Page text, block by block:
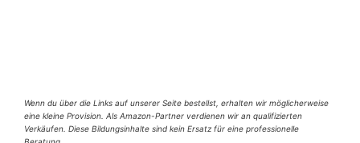
Wenn du über die Links auf unserer Seite bestellst, erhalten wir möglicherweise
eine kleine Provision. Als Amazon-Partner verdienen wir an qualifizierten
Verkäufen. Diese Bildungsinhalte sind kein Ersatz für eine professionelle